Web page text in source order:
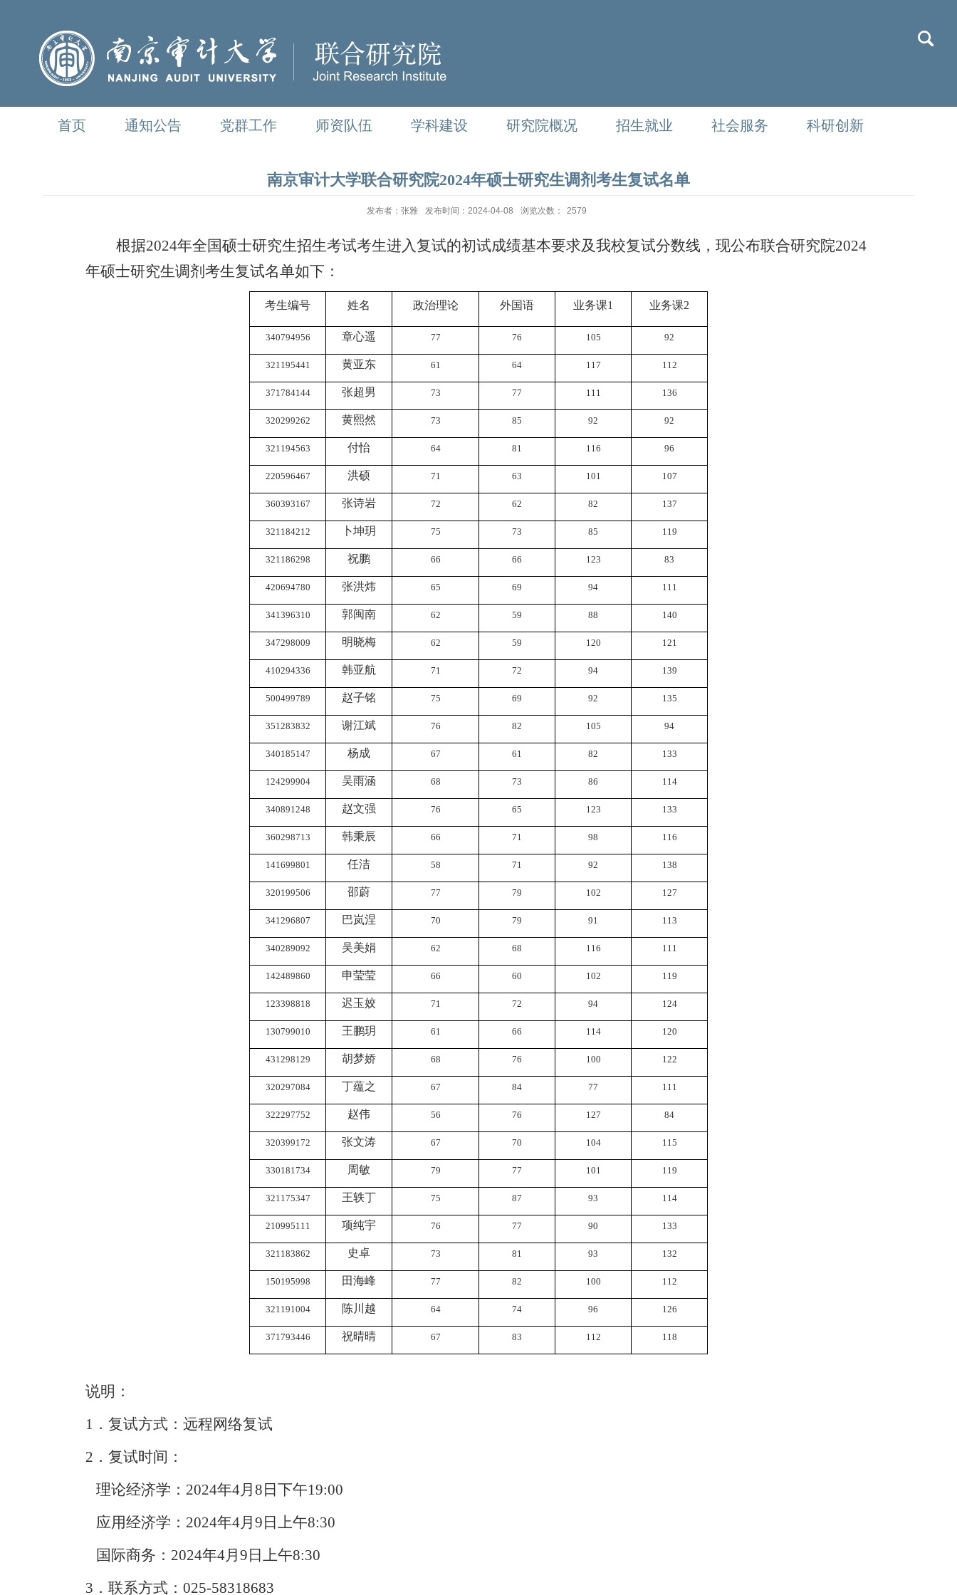
首页 通知公告 党群工作 师资队伍 学科建设 研究院概况 招生就业 社会服务 科研创新
南京审计大学联合研究院2024年硕士研究生调剂考生复试名单
发布者：张雅 发布时间：2024-04-08 浏览次数： 2579
根据2024年全国硕士研究生招生考试考生进入复试的初试成绩基本要求及我校复试分数线，现公布联合研究院2024
年硕士研究生调剂考生复试名单如下：
考生编号 姓名 政治理论 外国语 业务课1 业务课2
340794956 章心遥 77 76 105 92
321195441 黄亚东 61 64 117 112
371784144 张超男 73 77 111 136
320299262 黄熙然 73 85 92 92
321194563 付怡 64 81 116 96
220596467 洪硕 71 63 101 107
360393167 张诗岩 72 62 82 137
321184212 卜坤玥 75 73 85 119
321186298 祝鹏 66 66 123 83
420694780 张洪炜 65 69 94 111
341396310 郭闽南 62 59 88 140
347298009 明晓梅 62 59 120 121
410294336 韩亚航 71 72 94 139
500499789 赵子铭 75 69 92 135
351283832 谢江斌 76 82 105 94
340185147 杨成 67 61 82 133
124299904 吴雨涵 68 73 86 114
340891248 赵文强 76 65 123 133
360298713 韩秉辰 66 71 98 116
141699801 任洁 58 71 92 138
320199506 邵蔚 77 79 102 127
341296807 巴岚涅 70 79 91 113
340289092 吴美娟 62 68 116 111
142489860 申莹莹 66 60 102 119
123398818 迟玉姣 71 72 94 124
130799010 王鹏玥 61 66 114 120
431298129 胡梦娇 68 76 100 122
320297084 丁蕴之 67 84 77 111
322297752 赵伟 56 76 127 84
320399172 张文涛 67 70 104 115
330181734 周敏 79 77 101 119
321175347 王轶丁 75 87 93 114
210995111 项纯宇 76 77 90 133
321183862 史卓 73 81 93 132
150195998 田海峰 77 82 100 112
321191004 陈川越 64 74 96 126
371793446 祝晴晴 67 83 112 118
说明：
1．复试方式： 远程网络复试
2．复试时间：
理论经济学： 2024年4月 8 日下午19:00
应用经济学： 2024年4月9日上午8:30
国际商务： 2024年4月9日上午8:30
3．联系方式：025-58318683